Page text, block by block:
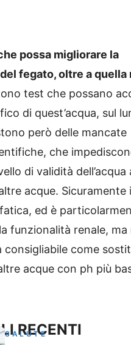
possa migliorare la
fegato, oltre a quella
test che possano
di quest’acqua, sul
però delle mancate
che
di validità dell’acqua
acque. Sicuramente
ed è
funzionalità renale, ma
consigliabile come
acque con ph più
RECENTI
SALUTE